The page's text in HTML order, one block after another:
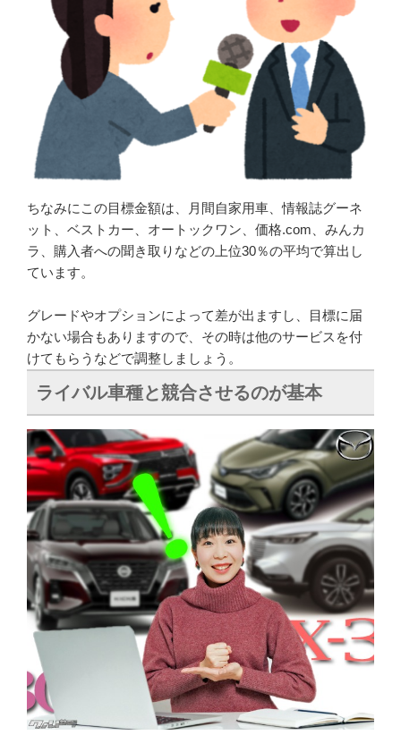
ちなみにこの目標金額は、月間自家用車、情報誌グーネ
ット、ベストカー、オートックワン、価格.com、みんカ
ラ、購入者への聞き取りなどの上位30％の平均で算出し
ています。
グレードやオプションによって差が出ますし、目標に届
かない場合もありますので、その時は他のサービスを付
けてもらうなどで調整しましょう。
ライバル車種と競合させるのが基本